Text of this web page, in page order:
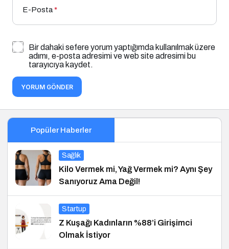
E-Posta*
Bir dahaki sefere yorum yaptığımda kullanılmak üzere
adımı, e-posta adresimi ve web site adresimi bu
tarayıcıya kaydet.
YORUM GÖNDER
Popüler Haberler
Sağlık
Kilo Vermek mi, Yağ Vermek mi? Aynı Şey
Sanıyoruz Ama Değil!
Startup
Z Kuşağı Kadınların %88’i Girişimci
Olmak İstiyor